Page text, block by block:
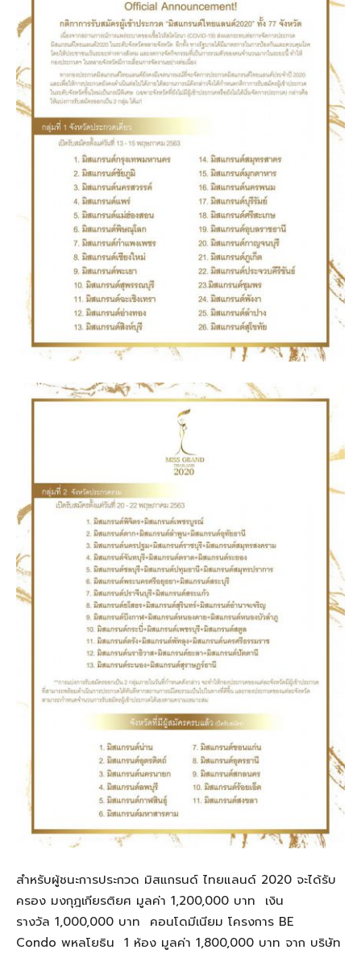
สำหรับผู้ชนะการประกวด มิสแกรนด์ ไทยแลนด์ 2020 จะได้รับ
ครอง มงกุฎเกียรติยศ มูลค่า 1,200,000 บาท เงิน
รางวัล 1,000,000 บาท คอนโดมีเนียม โครงการ BE
Condo พหลโยธิน 1 ห้อง มูลค่า 1,800,000 บาท จาก บริษัท